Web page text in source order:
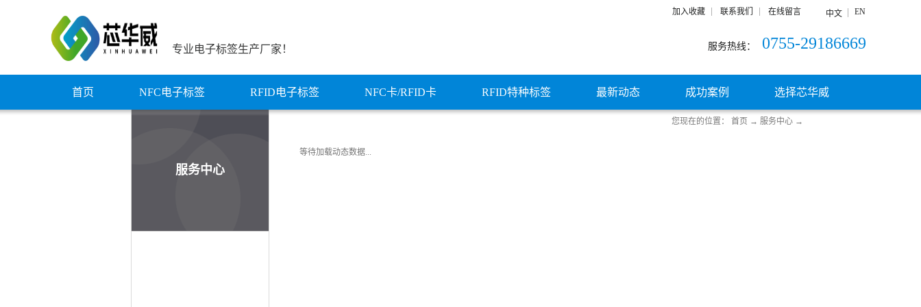
加入收藏 联系我们 在线留言 中文 EN
专业电子标签生产厂家！ 服务热线： 0755-29186669
首页 NFC电子标签 RFID电子标签 NFC卡/RFID卡 RFID特种标签 最新动态 成功案例 选择芯华威
服务中心
您现在的位置： 首页 → 服务中心 →
等待加载动态数据...